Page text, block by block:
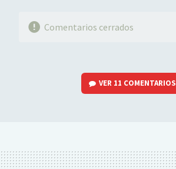
Comentarios cerrados
VER 11 COMENTARIOS